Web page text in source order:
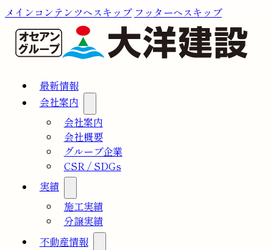
メインコンテンツへスキップ フッターへスキップ
最新情報
会社案内
会社案内
会社概要
グループ企業
CSR / SDGs
実績
施工実績
分譲実績
不動産情報